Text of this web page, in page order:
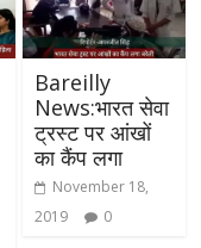
Bareilly
News:भारत सेवा
ट्रस्ट पर आंखों
का कैंप लगा
November 18,
2019
0